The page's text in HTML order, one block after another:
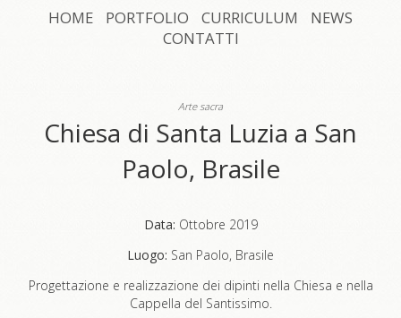
HOME PORTFOLIO CURRICULUM
NEWS
CONTATTI
Arte sacra
Chiesa di Santa Luzia a San
Paolo, Brasile
Data: Ottobre 2019
Luogo: San Paolo, Brasile
Progettazione e realizzazione dei dipinti nella Chiesa e nella
Cappella del Santissimo.